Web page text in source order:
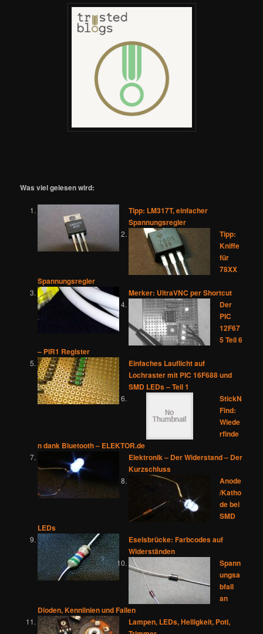
Was viel gelesen wird:
Tipp: LM317T, einfacher
Spannungsregler
Tipp:
Kniffe
für
78XX
Spannungsregler
Merker: UltraVNC per Shortcut
Der
PIC
12F67
5 Teil 6
– PIR1 Register
Einfaches Lauflicht auf
Lochraster mit PIC 16F688 und
SMD LEDs – Teil 1
StickN
Find:
Wiede
rfinde
n dank Bluetooth – ELEKTOR.de
Elektronik – Der Widerstand – Der
Kurzschluss
Anode
/Katho
de bei
SMD
LEDs
Eselsbrücke: Farbcodes auf
Widerständen
Spann
ungsa
bfall
an
Dioden, Kennlinien und Fallen
Lampen, LEDs, Helligkeit, Poti,